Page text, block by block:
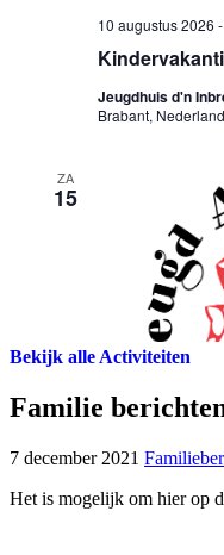
Bekijk alle Activiteiten
Familie
7 december 2021
Het is mogelijk om hier op